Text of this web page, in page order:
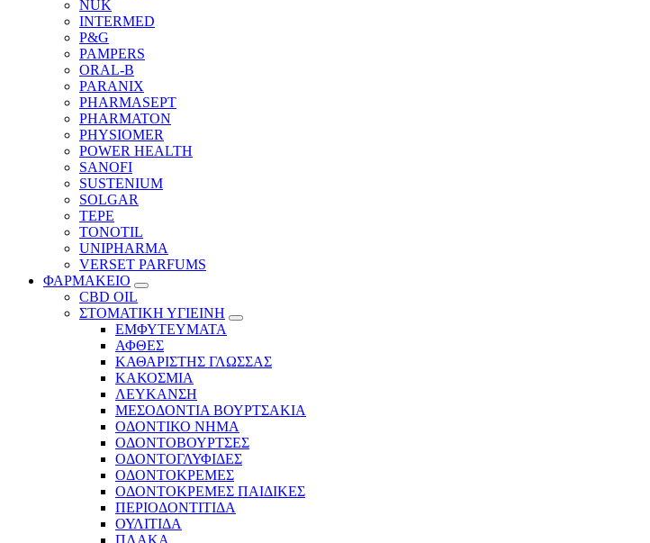
NUK
INTERMED
P&G
PAMPERS
ORAL-B
PARANIX
PHARMASEPT
PHARMATON
PHYSIOMER
POWER HEALTH
SANOFI
SUSTENIUM
SOLGAR
TEPE
TONOTIL
UNIPHARMA
VERSET PARFUMS
ΦΑΡΜΑΚΕΙΟ
CBD OIL
ΣΤΟΜΑΤΙΚΗ ΥΓΙΕΙΝΗ
ΕΜΦΥΤΕΥΜΑΤΑ
ΑΦΘΕΣ
ΚΑΘΑΡΙΣΤΗΣ ΓΛΩΣΣΑΣ
ΚΑΚΟΣΜΙΑ
ΛΕΥΚΑΝΣΗ
ΜΕΣΟΔΟΝΤΙΑ ΒΟΥΡΤΣΑΚΙΑ
ΟΔΟΝΤΙΚΟ ΝΗΜΑ
ΟΔΟΝΤΟΒΟΥΡΤΣΕΣ
ΟΔΟΝΤΟΓΛΥΦΙΔΕΣ
ΟΔΟΝΤΟΚΡΕΜΕΣ
ΟΔΟΝΤΟΚΡΕΜΕΣ ΠΑΙΔΙΚΕΣ
ΠΕΡΙΟΔΟΝΤΙΤΙΔΑ
ΟΥΛΙΤΙΔΑ
ΠΛΑΚΑ